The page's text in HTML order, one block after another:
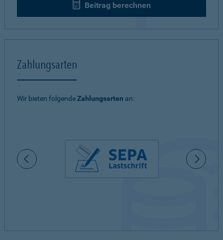
Beitrag berechnen
Zahlungsarten
Wir bieten folgendeZahlungsarten an: